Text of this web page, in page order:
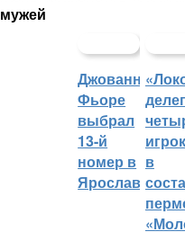
мужей
Джованни
Фьоре
выбрал
13-й
номер в
Ярославле
в